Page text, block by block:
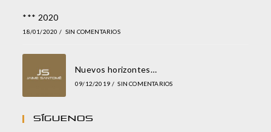
*** 2020
18/01/2020 / SIN COMENTARIOS
Nuevos horizontes…
09/12/2019 / SIN COMENTARIOS
Síguenos